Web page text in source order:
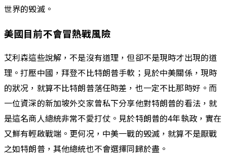
世界的毁滅。
美國目前不會冒熱戰風險
艾利森這些說解，不是沒有道理，但卻不是現時才出現的道
理。打壓中國，拜登不比特朗普手軟；見於中美關係，現時
的狀况，就算不比特朗普落任時差，也一定不比那時好。而
一位資深的新加坡外交家曾私下分享他對特朗普的看法，就
是這名商人總統非常不愛打仗。見於特朗普的4年執政，實在
又鮮有輕啟戰端。更何况，中美一戰的毁滅，就算不是厭戰
之如特朗普，其他總統也不會選擇同歸於盡。